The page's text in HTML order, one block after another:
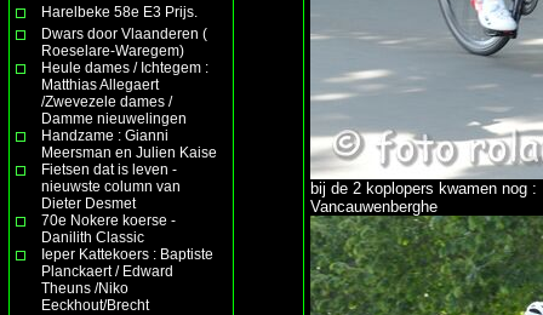
Harelbeke 58e E3 Prijs.
Dwars door Vlaanderen (
Roeselare-Waregem)
Heule dames / Ichtegem :
Matthias Allegaert
/Zwevezele dames /
Damme nieuwelingen
Handzame : Gianni
Meersman en Julien Kaise
Fietsen dat is leven -
nieuwste column van
Dieter Desmet
70e Nokere koerse -
Danilith Classic
Ieper Kattekoers : Baptiste
Planckaert / Edward
Theuns /Niko
Eeckhout/Brecht
bij de 2 koplopers kwamen nog
Vancauwenberghe